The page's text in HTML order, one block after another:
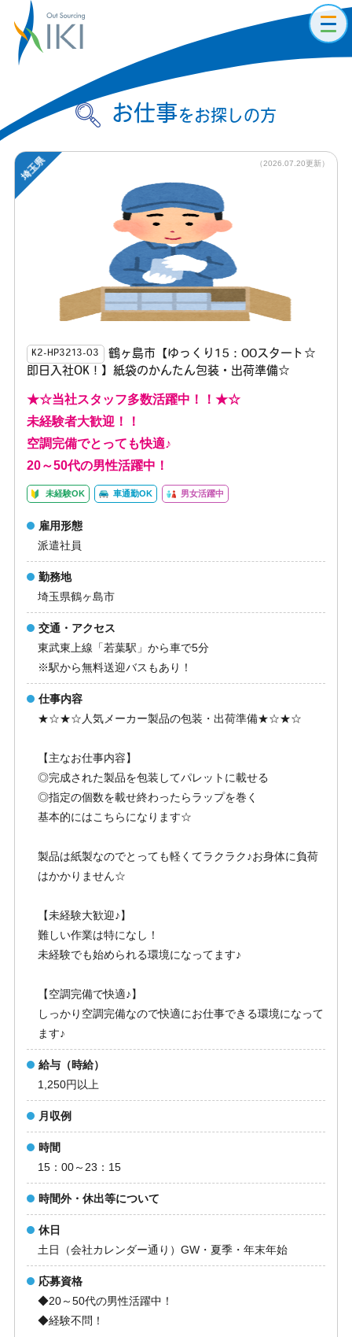
お仕事をお探しの方
K2-HP3213-03
鶴ヶ島市【ゆっくり15：00スタート☆
即日入社OK！】紙袋のかんたん包装・出荷準備☆
★☆当社スタッフ多数活躍中！！★☆
未経験者大歓迎！！
空調完備でとっても快適♪
20～50代の男性活躍中！
未経験OK 車通勤OK 男女活躍中
雇用形態
派遣社員
勤務地
埼玉県鶴ヶ島市
交通・アクセス
東武東上線「若葉駅」から車で5分
※駅から無料送迎バスもあり！
仕事内容
★☆★☆人気メーカー製品の包装・出荷準備★☆★☆
【主なお仕事内容】
◎完成された製品を包装してパレットに載せる
◎指定の個数を載せ終わったらラップを巻く
基本的にはこちらになります☆
製品は紙製なのでとっても軽くてラクラク♪お身体に負荷
はかかりません☆
【未経験大歓迎♪】
難しい作業は特になし！
未経験でも始められる環境になってます♪
【空調完備で快適♪】
しっかり空調完備なので快適にお仕事できる環境になって
ます♪
給与（時給）
1,250円以上
月収例
時間
15：00～23：15
時間外・休出等について
休日
土日（会社カレンダー通り）GW・夏季・年末年始
応募資格
◆20～50代の男性活躍中！
◆経験不問！
（2026.07.20更新）
埼玉県